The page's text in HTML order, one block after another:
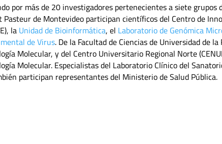
por más de 20 investigadores pertenecientes a siete
de Montevideo participan científicos del Centro de
la Unidad de Bioinformática, el Laboratorio de Genómica
de Virus. De la Facultad de Ciencias de Universidad de
Molecular, y del Centro Universitario Regional Norte
Molecular. Especialistas del Laboratorio Clínico del
participan representantes del Ministerio de Salud Pública.